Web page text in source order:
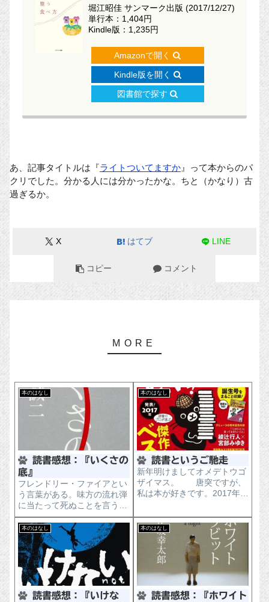
堀江昭佳 サンマーク出版 (2017/12/27)
単行本：1,404円
Kindle版：1,235円
Amazonで開く
Kindle版を開く
図書館で探す
あ、記事タイトルは『ライトついてますか 』って本からのパ
クリでした。分かる人には分かったかな。ちと（かなり）古
過ぎるか。
X はてブ LINE
コピー コメント
本のはなし
底』
フレンドリー・ファイアとい
う言葉がある。味方の流れ弾
に当たって死ぬことを言うら
しい。どこで読んだかは忘れ
たが、戦時中の犯罪で二番目
に多いのが「上官殺し」とい
う話も聞く。戦時中、さも流
れ弾に当たって死んだかのよ
うに見せかけて部下に殺され
るのだ。
本のはなし
読書というご馳走
新年明けましてオメデトウゴ
ザイマス。 唐突ですが、
私は本が好きです。2017年は
門書ばっかに手を出してい
て、正直小説系をほとんど読
んでいませんでした。
で、毎年年末恒例の『このミ
ステリーがすごい！』をチェ
本のはなし 本のはなし